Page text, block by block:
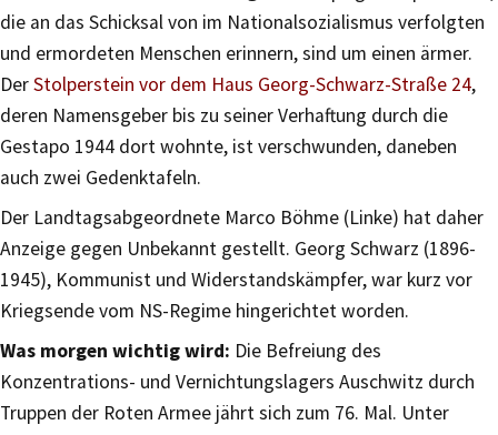
die an das Schicksal von im Nationalsozialismus verfolgten
und ermordeten Menschen erinnern, sind um einen ärmer.
DerStolperstein vor dem Haus Georg-Schwarz-Straße 24,
deren Namensgeber bis zu seiner Verhaftung durch die
Gestapo 1944 dort wohnte, ist verschwunden, daneben
auch zwei Gedenktafeln.
Der Landtagsabgeordnete Marco Böhme (Linke) hat daher
Anzeige gegen Unbekannt gestellt. Georg Schwarz (1896-
1945), Kommunist und Widerstandskämpfer, war kurz vor
Kriegsende vom NS-Regime hingerichtet worden.
Was morgen wichtig wird: Die Befreiung des
Konzentrations- und Vernichtungslagers Auschwitz durch
Truppen der Roten Armee jährt sich zum 76. Mal. Unter